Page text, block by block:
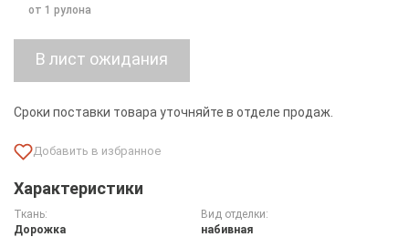
от 1 рулона
Сроки поставки товара уточняйте в отделе продаж.
Характеристики
Ткань:
Дорожка
Вид отделки:
набивная